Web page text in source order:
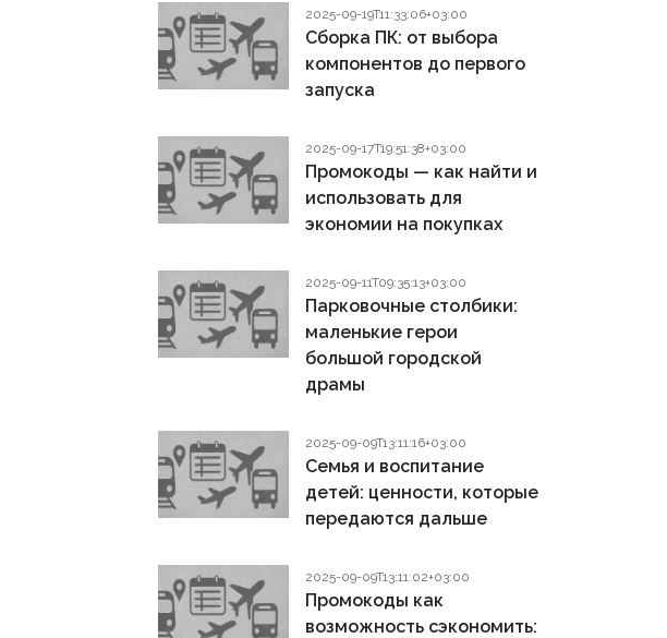
2025-09-19T11:33:06+03:00
Сборка ПК: от выбора
компонентов до первого
запуска
2025-09-17T19:51:38+03:00
Промокоды — как найти и
использовать для
экономии на покупках
2025-09-11T09:35:13+03:00
Парковочные столбики:
маленькие герои
большой городской
драмы
2025-09-09T13:11:16+03:00
Семья и воспитание
детей: ценности, которые
передаются дальше
2025-09-09T13:11:02+03:00
Промокоды как
возможность сэкономить: